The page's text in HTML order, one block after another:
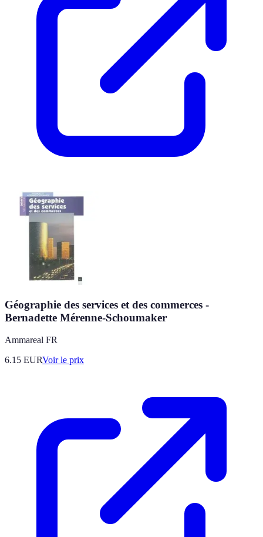
Géographie des services et des commerces -
Bernadette Mérenne-Schoumaker
Ammareal FR
6.15 EURVoir le prix